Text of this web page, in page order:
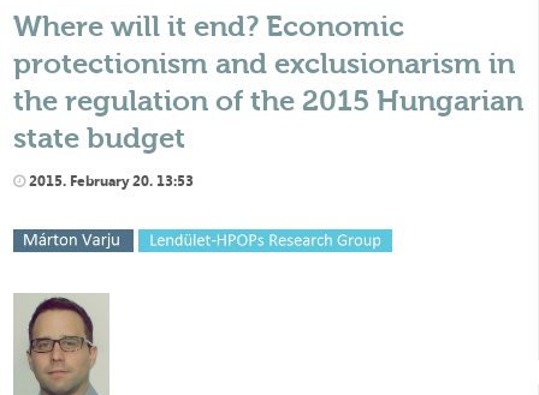
Where will it end? Economic
protectionism and exclusionarism in
the regulation of the 2015 Hungarian
state budget
2015. February 20. 13:53